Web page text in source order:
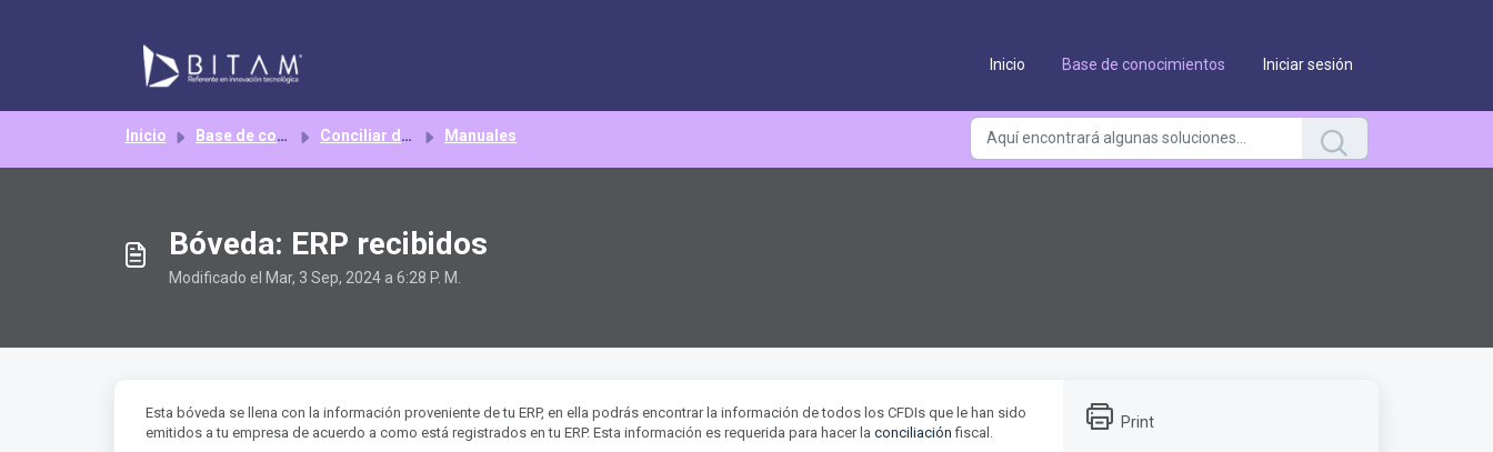
Inicio Base de conocimientos Iniciar sesión
Inicio Base de conocimientos Conciliar discrepancias Manuales
Bóveda: ERP recibidos
Modificado el Mar, 3 Sep, 2024 a 6:28 P. M.
Esta bóveda se llena con la información proveniente de tu ERP, en ella podrás encontrar la información de todos los CFDIs que le han sido
emitidos a tu empresa de acuerdo a como está registrados en tu ERP. Esta información es requerida para hacer la conciliaciónfiscal.
Print